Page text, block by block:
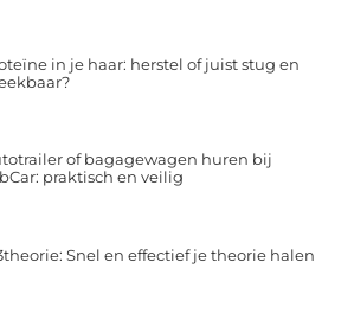
in je haar: herstel of juist stug en
of bagagewagen huren bij
praktisch en veilig
Snel en effectief je theorie halen